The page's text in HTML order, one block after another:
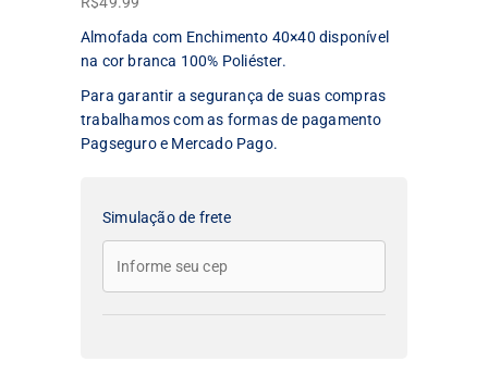
Almofada com Enchimento 40×40 disponível
na cor branca 100% Poliéster.
Para garantir a segurança de suas compras
trabalhamos com as formas de pagamento
Pagseguro e Mercado Pago.
Simulação de frete